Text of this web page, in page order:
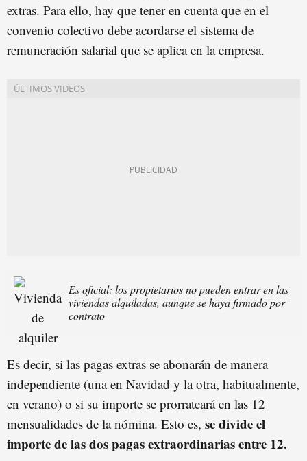
extras. Para ello, hay que tener en cuenta que en el
convenio colectivo debe acordarse el sistema de
remuneración salarial que se aplica en la empresa.
Es oficial: los propietarios no pueden entrar en las
viviendas alquiladas, aunque se haya firmado por
contrato
Es decir, si las pagas extras se abonarán de manera
independiente (una en Navidad y la otra, habitualmente,
en verano) o si su importe se prorrateará en las 12
mensualidades de la nómina. Esto es, se divide el
importe de las dos pagas extraordinarias entre 12.